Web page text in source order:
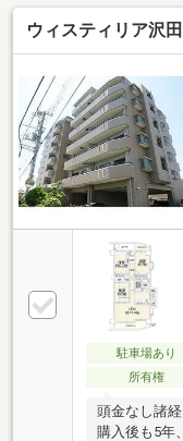
ウィスティリア沢田
駐車場あり
所有権
頭金なし諸
購入後も5年